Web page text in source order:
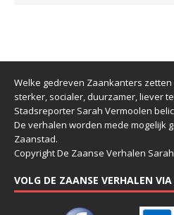
Welke gedreven Zaankanters
sterker, socialer, duurzamer, liever
Stadsreporter Sarah Vermoolen
De verhalen worden mede mogelijk
Zaanstad.
Copyright De Zaanse Verhalen
VOLG DE ZAANSE VERHALEN